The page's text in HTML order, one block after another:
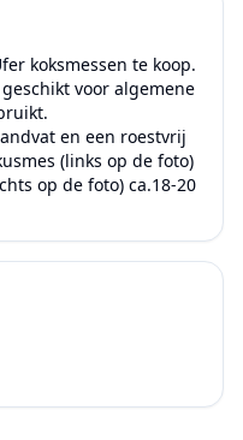
koksmessen te koop.
voor algemene
en een roestvrij
(links op de foto)
op de foto) ca.18-20